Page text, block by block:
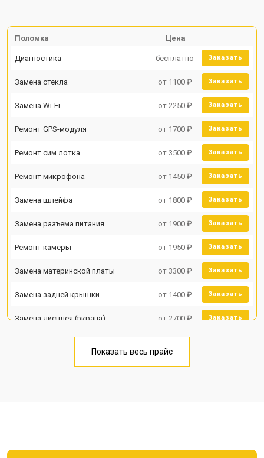
Поломка Цена
Диагностика бесплатно Заказать
Замена стекла от 1100 ₽ Заказать
Замена Wi-Fi от 2250 ₽ Заказать
Ремонт GPS-модуля от 1700 ₽ Заказать
Ремонт сим лотка от 3500 ₽ Заказать
Ремонт микрофона от 1450 ₽ Заказать
Замена шлейфа от 1800 ₽ Заказать
Замена разъема питания от 1900 ₽ Заказать
Ремонт камеры от 1950 ₽ Заказать
Замена материнской платы от 3300 ₽ Заказать
Замена задней крышки от 1400 ₽ Заказать
Замена дисплея (экрана) от 2700 ₽ Заказать
Замена кнопки включения от 1750 ₽
Показать весь прайс